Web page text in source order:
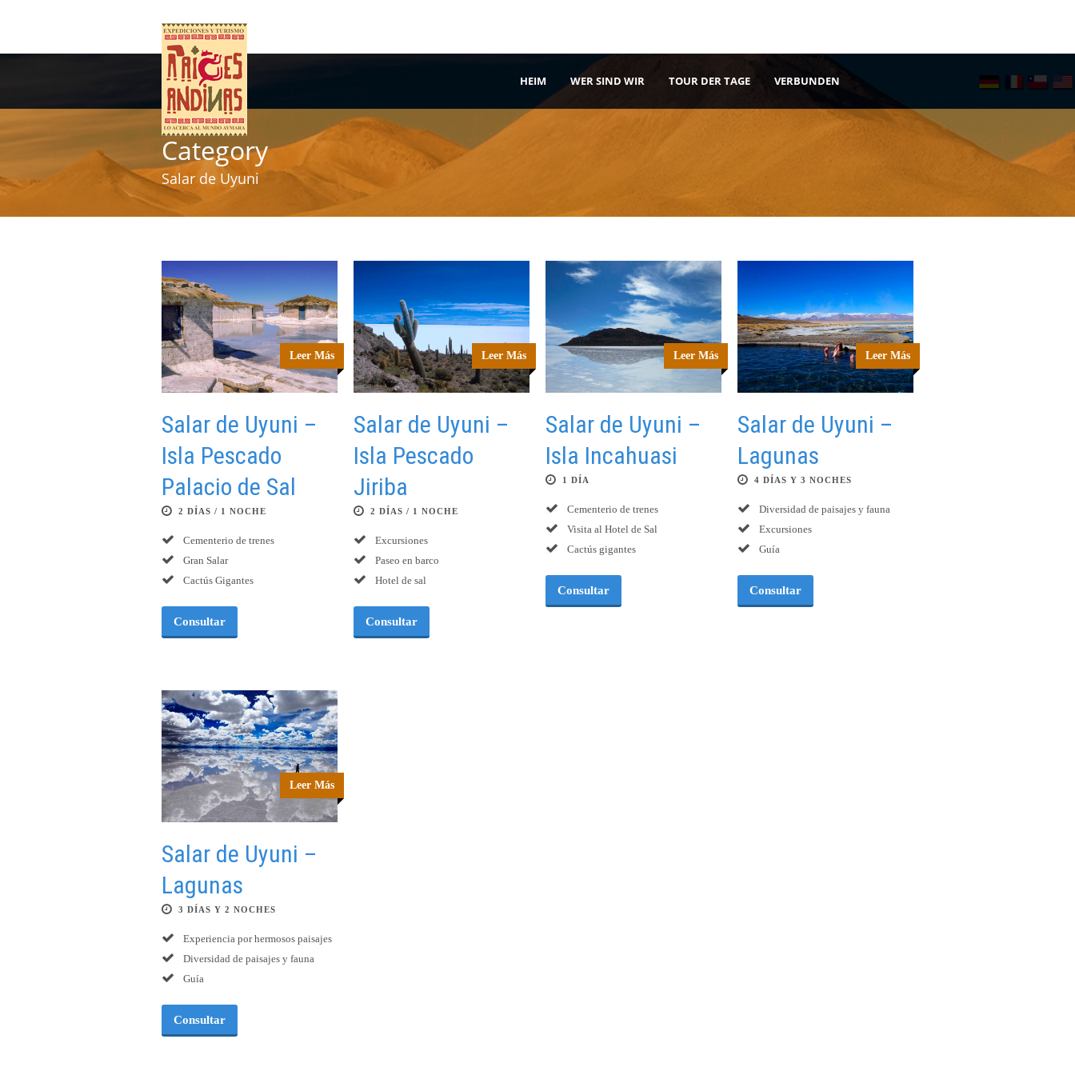
HEIM WER SIND WIR TOUR DER TAGE VERBUNDEN
Category
Salar de Uyuni
Leer Más
Salar de Uyuni –
Isla Pescado
Palacio de Sal
2 DÍAS / 1 NOCHE
Cementerio de trenes
Gran Salar
Cactús Gigantes
Consultar
Leer Más
Salar de Uyuni –
Isla Pescado
Jiriba
2 DÍAS / 1 NOCHE
Excursiones
Paseo en barco
Hotel de sal
Consultar
Leer Más
Salar de Uyuni –
Isla Incahuasi
1 DÍA
Cementerio de trenes
Visita al Hotel de Sal
Cactús gigantes
Consultar
Leer Más
Salar de Uyuni –
Lagunas
4 DÍAS Y 3 NOCHES
Diversidad de paisajes y fauna
Excursiones
Guía
Consultar
Leer Más
Salar de Uyuni –
Lagunas
3 DÍAS Y 2 NOCHES
Experiencia por hermosos paisajes
Diversidad de paisajes y fauna
Guía
Consultar